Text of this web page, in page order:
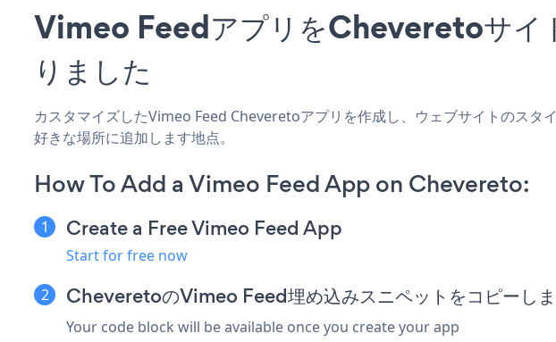
Vimeo FeedアプリをCheveretoサイ
りました
カスタマイズしたVimeo Feed Cheveretoアプリを作成し、ウェブサイトのス
好きな場所に追加します地点。
How To Add a Vimeo Feed App on Chevereto:
Create a Free Vimeo Feed App
Start for free now
CheveretoのVimeo Feed埋め込みスニペットをコピーし
Your code block will be available once you create your app